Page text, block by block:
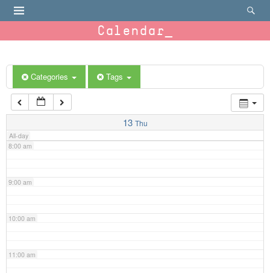
Calendar
Categories Tags
13 Thu
All-day
6:00 am
7:00 am
8:00 am
9:00 am
10:00 am
11:00 am